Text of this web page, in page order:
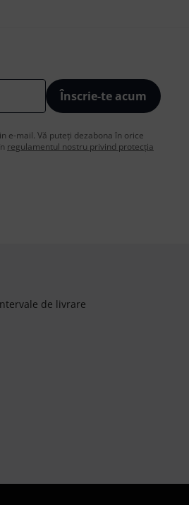
Înscrie-te acum
e-mail. Vă puteți dezabona în orice
regulamentul nostru privind protecția
de livrare